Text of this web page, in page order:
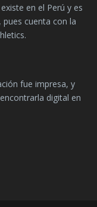
en el Perú y es
cuenta con la
fue impresa, y
digital en